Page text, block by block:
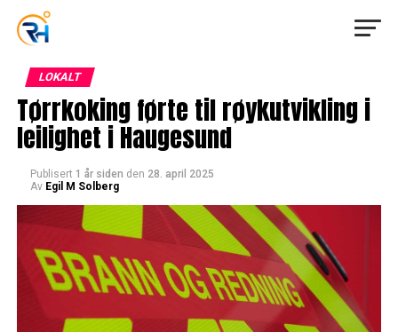
LOKALT
Tørrkoking førte til røykutvikling i
leilighet i Haugesund
Publisert 1 år siden den 28. april 2025
Av Egil M Solberg